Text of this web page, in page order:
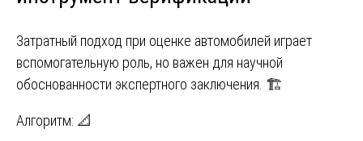
Затратный подход при оценке автомобилей играет
вспомогательную роль, но важен для научной
обоснованности экспертного заключения. 🏗️
Алгоритм: 📐